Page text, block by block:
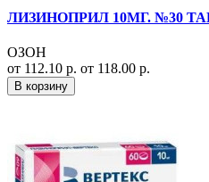
ЛИЗИНОПРИЛ 10МГ. №30
ОЗОН
от 112.10 р. от 118.00 р.
В корзину